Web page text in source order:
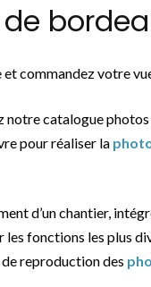
commandez votre
notre catalogue
pour réaliser la
d’un chantier,
fonctions les plus
reproduction des